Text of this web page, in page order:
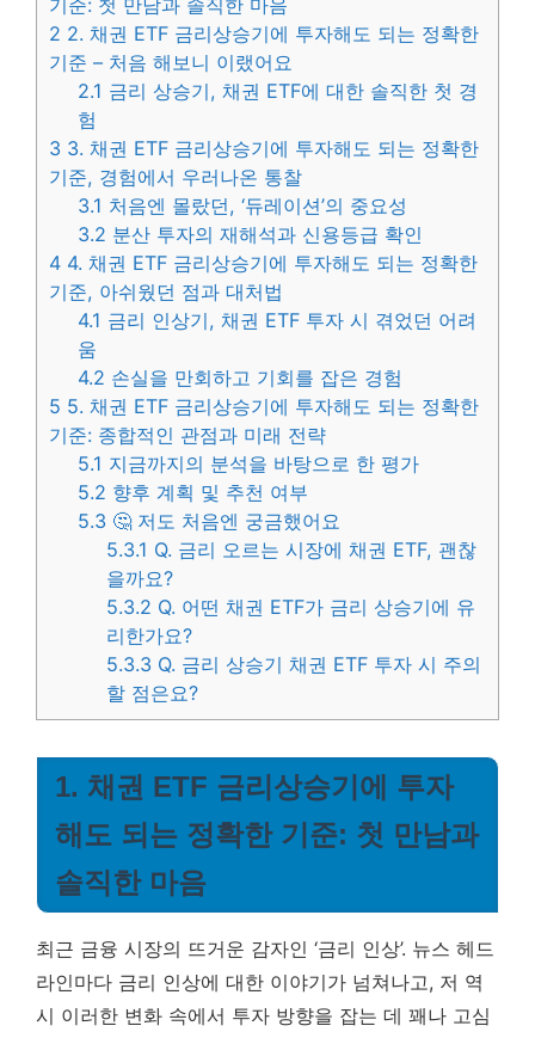
기준: 첫 만남과 솔직한 마음
2 2. 채권 ETF 금리상승기에 투자해도 되는 정확한
기준 – 처음 해보니 이랬어요
2.1 금리 상승기, 채권 ETF에 대한 솔직한 첫 경
험
3 3. 채권 ETF 금리상승기에 투자해도 되는 정확한
기준, 경험에서 우러나온 통찰
3.1 처음엔 몰랐던, ‘듀레이션’의 중요성
3.2 분산 투자의 재해석과 신용등급 확인
4 4. 채권 ETF 금리상승기에 투자해도 되는 정확한
기준, 아쉬웠던 점과 대처법
4.1 금리 인상기, 채권 ETF 투자 시 겪었던 어려
움
4.2 손실을 만회하고 기회를 잡은 경험
5 5. 채권 ETF 금리상승기에 투자해도 되는 정확한
기준: 종합적인 관점과 미래 전략
5.1 지금까지의 분석을 바탕으로 한 평가
5.2 향후 계획 및 추천 여부
5.3 🤔 저도 처음엔 궁금했어요
5.3.1 Q. 금리 오르는 시장에 채권 ETF, 괜찮
을까요?
5.3.2 Q. 어떤 채권 ETF가 금리 상승기에 유
리한가요?
5.3.3 Q. 금리 상승기 채권 ETF 투자 시 주의
할 점은요?
1. 채권 ETF 금리상승기에 투자
해도 되는 정확한 기준: 첫 만남과
솔직한 마음
최근 금융 시장의 뜨거운 감자인 ‘금리 인상’. 뉴스 헤드
라인마다 금리 인상에 대한 이야기가 넘쳐나고, 저 역
시 이러한 변화 속에서 투자 방향을 잡는 데 꽤나 고심